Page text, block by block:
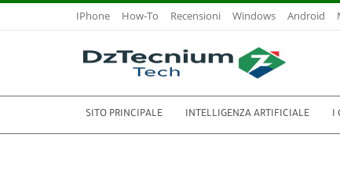
IPhone How-To Recensioni Windows Android
SITO PRINCIPALE INTELLIGENZA ARTIFICIALE I